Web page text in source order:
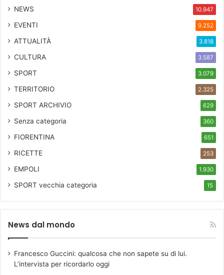
e
l
a
s
a
o
i
a
NEWS 10.947
EVENTI 9.252
ATTUALITÀ 3.818
CULTURA 3.587
SPORT 3.079
TERRITORIO 2.325
SPORT ARCHIVIO 629
Senza categoria 360
FIORENTINA 651
RICETTE 253
EMPOLI 1.930
SPORT vecchia categoria 15
News dal mondo
Francesco Guccini: qualcosa che non sapete su di lui.
L’intervista per ricordarlo oggi